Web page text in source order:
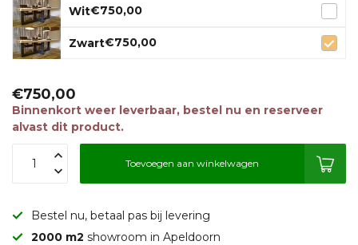
Wit€750,00
Zwart€750,00
€750,00
Binnenkort weer leverbaar, bestel nu en reserveer
alvast dit product.
Toevoegen aan winkelwagen
Bestel nu, betaal pas bij levering
2000 m2 showroom in Apeldoorn